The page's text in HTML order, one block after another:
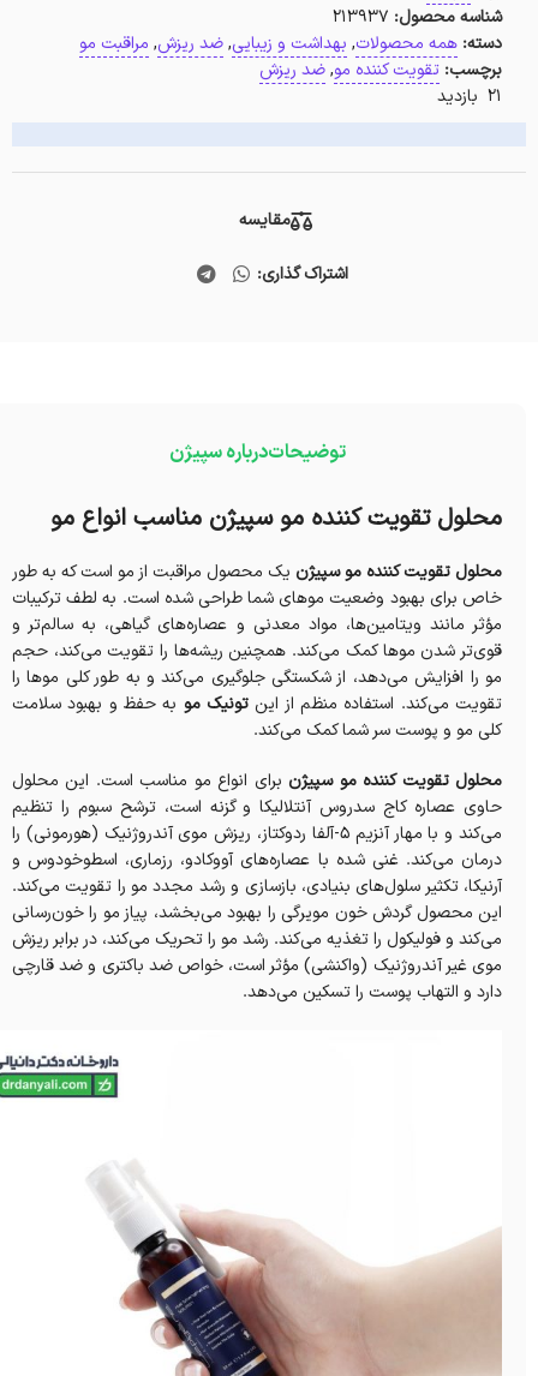
شناسه محصول: 213937
دسته: همه محصولات, بهداشت و زیبایی,ضد ریزش, مراقبت مو
برچسب: تقویت کننده مو,ضد ریزش
21 بازدید
مقایسه
اشتراک گذاری:
توضیحاتدرباره سپیژن
محلول تقویت کننده مو سپیژن مناسب انواع مو
محلول تقویت کننده مو سپیژن یک محصول مراقبت از مو است که به طور
خاص برای بهبود وضعیت موهای شما طراحی شده است. به لطف ترکیبات
مؤثر مانند ویتامین‌ها، مواد معدنی و عصاره‌های گیاهی، به سالم‌تر و
قوی‌تر شدن موها کمک می‌کند. همچنین ریشه‌ها را تقویت می‌کند، حجم
مو را افزایش می‌دهد، از شکستگی جلوگیری می‌کند و به طور کلی موها را
تقویت می‌کند. استفاده منظم از این تونیک مو به حفظ و بهبود سلامت
کلی مو و پوست سر شما کمک می‌کند.
محلول تقویت کننده مو سپیژن برای انواع مو مناسب است. این محلول
حاوی عصاره کاج سدروس آنتلالیکا و گزنه است، ترشح سبوم را تنظیم
می‌کند و با مهار آنزیم 5-آلفا ردوکتاز، ریزش موی آندروژنیک (هورمونی) را
درمان می‌کند. غنی شده با عصاره‌های آووکادو، رزماری، اسطوخودوس و
آرنیکا، تکثیر سلول‌های بنیادی، بازسازی و رشد مجدد مو را تقویت می‌کند.
این محصول گردش خون مویرگی را بهبود می‌بخشد، پیاز مو را خون‌رسانی
می‌کند و فولیکول را تغذیه می‌کند. رشد مو را تحریک می‌کند، در برابر ریزش
موی غیر آندروژنیک (واکنشی) مؤثر است، خواص ضد باکتری و ضد قارچی
دارد و التهاب پوست را تسکین می‌دهد.